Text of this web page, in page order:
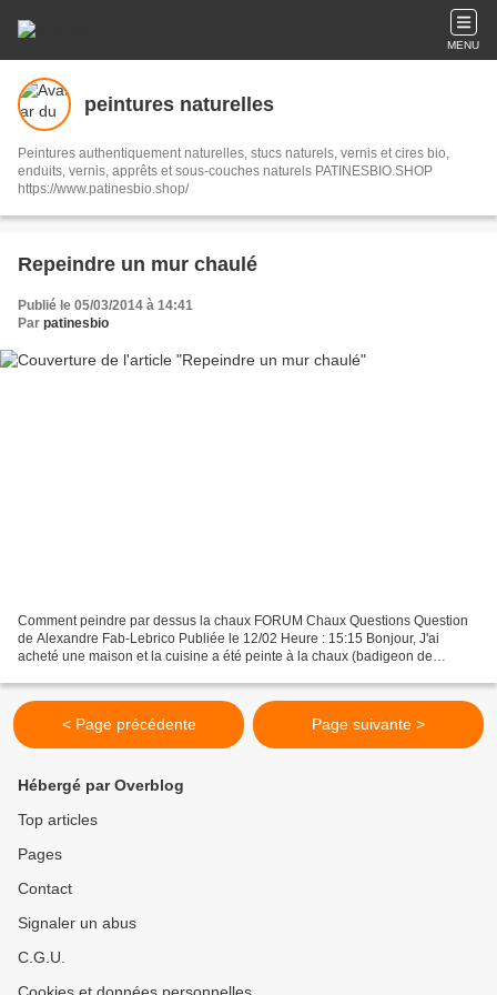
MENU
peintures naturelles
Peintures authentiquement naturelles, stucs naturels, vernis et cires bio,
enduits, vernis, apprêts et sous-couches naturels PATINESBIO.SHOP
https://www.patinesbio.shop/
Repeindre un mur chaulé
Publié le 05/03/2014 à 14:41
Par patinesbio
Comment peindre par dessus la chaux FORUM Chaux Questions Question
de Alexandre Fab-Lebrico Publiée le 12/02 Heure : 15:15 Bonjour, J'ai
acheté une maison et la cuisine a été peinte à la chaux (badigeon de
< Page précédente Page suivante >
Hébergé par Overblog
Top articles
Pages
Contact
Signaler un abus
C.G.U.